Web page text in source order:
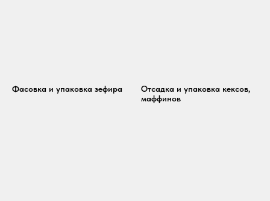
Фасовка и упаковка зефира
Отсадка и упаковка кексов,
маффинов